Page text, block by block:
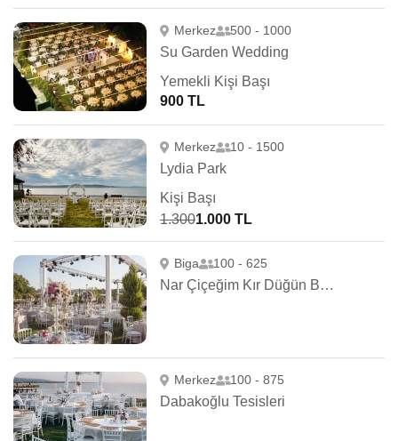
Merkez 500 - 1000
Su Garden Wedding
Yemekli Kişi Başı
900 TL
Merkez 10 - 1500
Lydia Park
Kişi Başı
1.3001.000 TL
Biga 100 - 625
Nar Çiçeğim Kır Düğün Bahçesi
Merkez 100 - 875
Dabakoğlu Tesisleri